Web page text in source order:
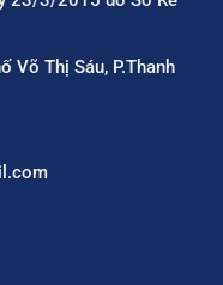
Võ Thị Sáu, P.Thanh